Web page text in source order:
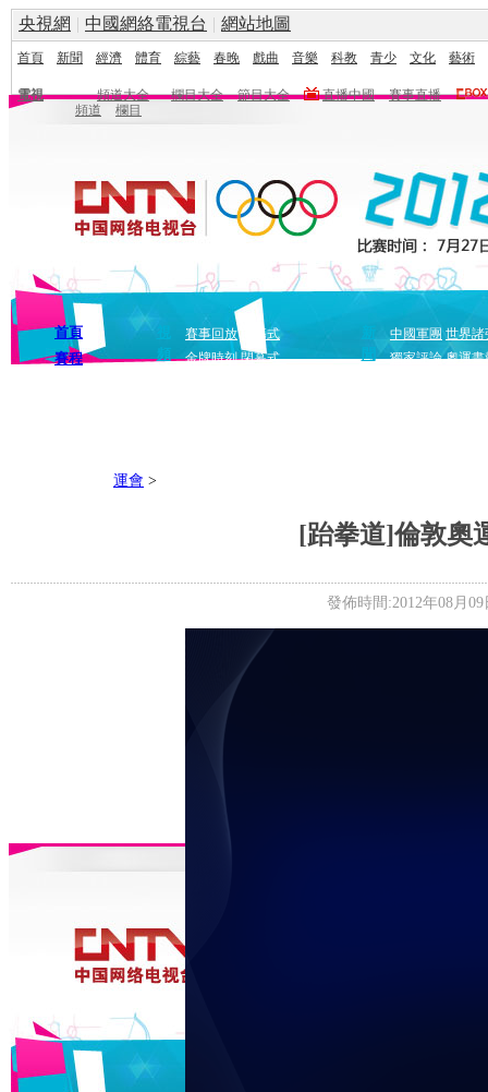
央視網 | 中國網絡電視台 | 網站地圖
首頁 新聞 經濟 體育 綜藝 春晚 戲曲 音樂 科教 青少 文化 藝術
電視 頻道大全 欄目大全 節目大全 直播中國
賽事直播
頻道
欄目
首頁
賽程
頻
賽事回放
開幕式
金牌時刻 閉幕式
中國軍團 世界諸
獨家評論 奧運畫
運會 >
[跆拳道]倫敦奧
發佈時間:2012年08月